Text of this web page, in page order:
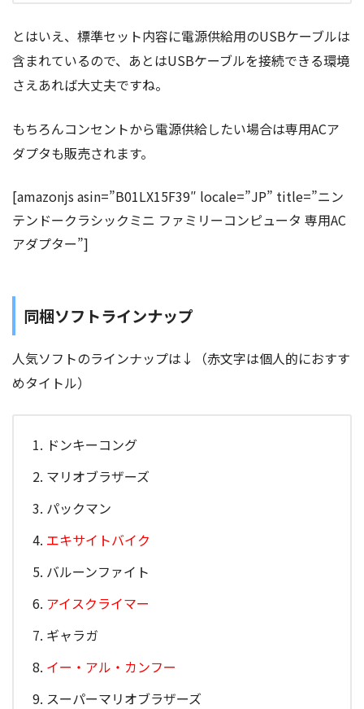
とはいえ、標準セット内容に電源供給用のUSBケーブルは
含まれているので、あとはUSBケーブルを接続できる環境
さえあれば大丈夫ですね。
もちろんコンセントから電源供給したい場合は専用ACア
ダプタも販売されます。
[amazonjs asin=”B01LX15F39″ locale=”JP” title=”ニン
テンドークラシックミニ ファミリーコンピュータ 専用AC
アダプター”]
同梱ソフトラインナップ
人気ソフトのラインナップは↓（赤文字は個人的におすす
めタイトル）
ドンキーコング
マリオブラザーズ
パックマン
エキサイトバイク
バルーンファイト
アイスクライマー
ギャラガ
イー・アル・カンフー
スーパーマリオブラザーズ